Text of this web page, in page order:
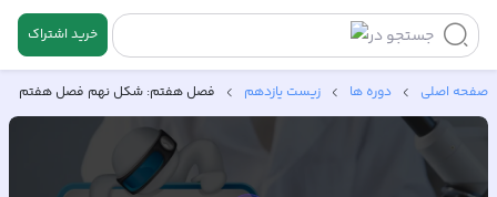
جستجو در خرید اشتراک
صفحه اصلی دوره ها زیست یازدهم فصل هفتم: شکل نهم فصل هفتم